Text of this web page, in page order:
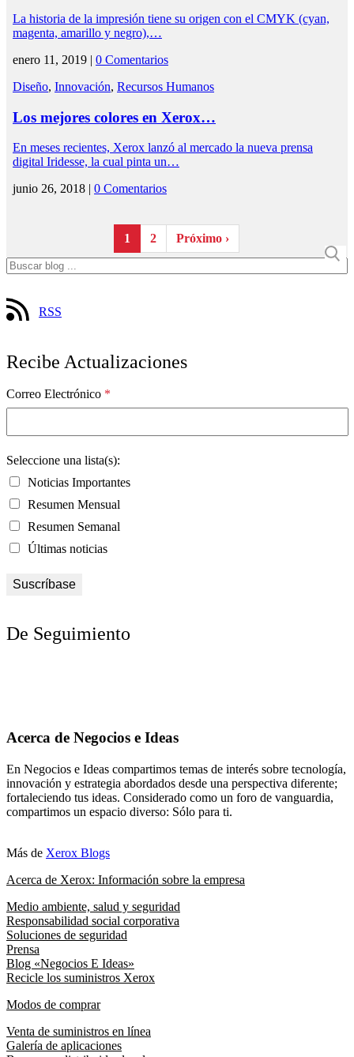
La historia de la impresión tiene su origen con el CMYK (cyan,
magenta, amarillo y negro),…
enero 11, 2019 | 0 Comentarios
Diseño, Innovación, Recursos Humanos
Los mejores colores en Xerox…
En meses recientes, Xerox lanzó al mercado la nueva prensa
digital Iridesse, la cual pinta un…
junio 26, 2018 | 0 Comentarios
1 2 Próximo ›
RSS
Recibe Actualizaciones
Correo Electrónico *
Seleccione una lista(s):
Noticias Importantes
Resumen Mensual
Resumen Semanal
Últimas noticias
De Seguimiento
Acerca de Negocios e Ideas
En Negocios e Ideas compartimos temas de interés sobre tecnología,
innovación y estrategia abordados desde una perspectiva diferente;
fortaleciendo tus ideas. Considerado como un foro de vanguardia,
compartimos un espacio diverso: Sólo para ti.
Más de Xerox Blogs
Acerca de Xerox: Información sobre la empresa
Medio ambiente, salud y seguridad
Responsabilidad social corporativa
Soluciones de seguridad
Prensa
Blog «Negocios E Ideas»
Recicle los suministros Xerox
Modos de comprar
Venta de suministros en línea
Galería de aplicaciones